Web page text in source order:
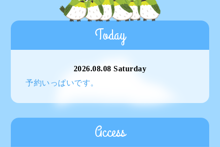
Today
2026.08.08 Saturday
予約いっぱいです。
Access